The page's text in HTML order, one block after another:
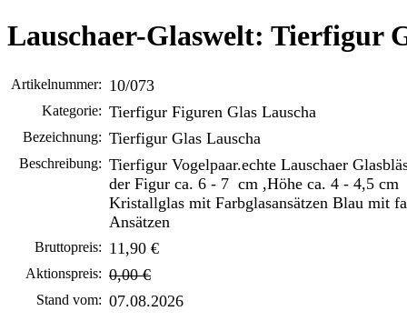
Lauschaer-Glaswelt: Tierfigur
Artikelnummer: 10/073
Kategorie: Tierfigur Figuren Glas Lauscha
Bezeichnung: Tierfigur Glas Lauscha
Beschreibung: Tierfigur Vogelpaar.echte Lauschaer
der Figur ca. 6 - 7 cm ,Höhe ca. 4 - 4,5 cm
Kristallglas mit Farbglasansätzen Blau mit
Ansätzen
Bruttopreis: 11,90 €
Aktionspreis: 0,00 €
Stand vom: 07.08.2026